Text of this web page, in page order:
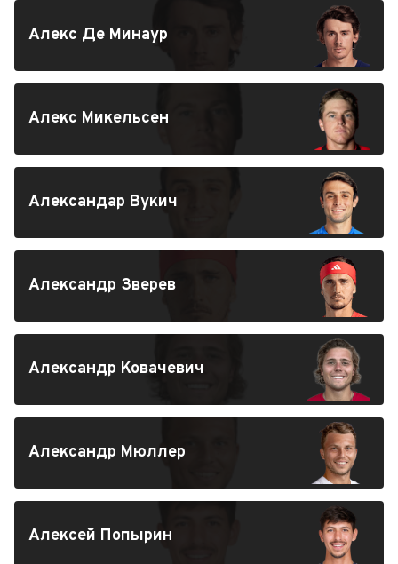
Алекс Де Минаур
Алекс Микельсен
Александар Вукич
Александр Зверев
Александр Ковачевич
Александр Мюллер
Алексей Попырин